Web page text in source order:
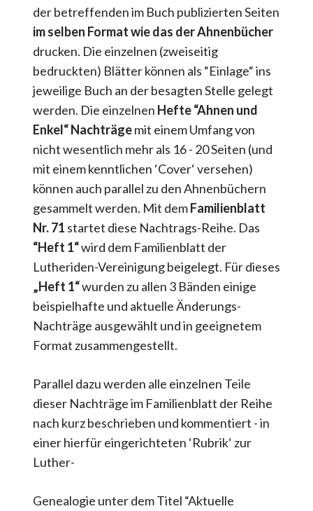
der betreffenden im Buch publizierten Seiten
im selben Format wie das der Ahnenbücher
drucken. Die einzelnen (zweiseitig
bedruckten) Blätter können als “Einlage“ ins
jeweilige Buch an der besagten Stelle gelegt
werden. Die einzelnen Hefte “Ahnen und
Enkel“ Nachträgemit einem Umfang von
nicht wesentlich mehr als 16 - 20 Seiten (und
mit einem kenntlichen ‘Cover‘ versehen)
können auch parallel zu den Ahnenbüchern
gesammelt werden. Mit demFamilienblatt
Nr. 71 startet diese Nachtrags-Reihe. Das
“Heft 1“wird dem Familienblatt der
Lutheriden-Vereinigung beigelegt. Für dieses
„Heft 1“wurden zu allen 3 Bänden einige
beispielhafte und aktuelle Änderungs-
Nachträge ausgewählt und in geeignetem
Format zusammengestellt.
Parallel dazu werden alle einzelnen Teile
dieser Nachträge im Familienblatt der Reihe
nach kurz beschrieben und kommentiert - in
einer hierfür eingerichteten ‘Rubrik‘ zur
Luther-
Genealogie unter dem Titel “Aktuelle